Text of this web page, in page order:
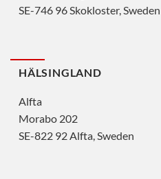
SE-746 96 Skokloster, Sweden
HÄLSINGLAND
Alfta
Morabo 202
SE-822 92 Alfta, Sweden